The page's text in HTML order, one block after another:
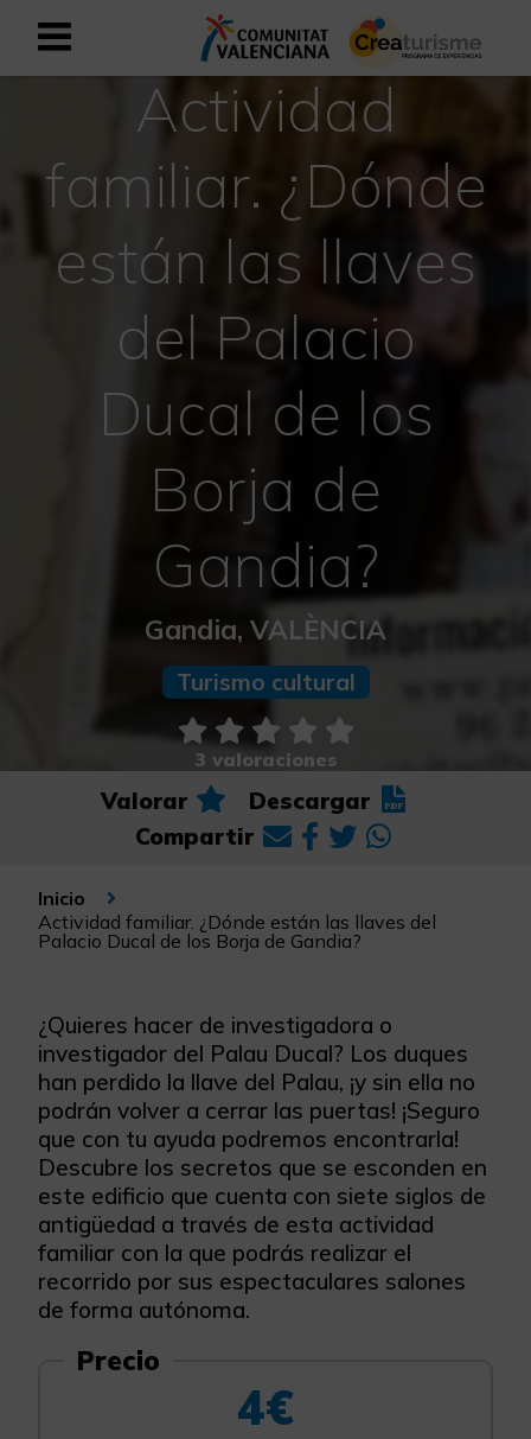
Registrarse como usuario
Registro empresarial
Español
Mediterráneo Activo-Deportivo
Mediterráneo Cultural
Mediterráneo Natural-Rural
Experiencias Semana Santa
Actividad
familiar. ¿Dónde
están las llaves
del Palacio
Ducal de los
Borja de
Gandia?
Gandia, VALÈNCIA
Turismo cultural
3 valoraciones
Valorar
Descargar
Compartir
Inicio
Actividad familiar. ¿Dónde están las llaves del
Palacio Ducal de los Borja de Gandia?
¿Quieres hacer de investigadora o
investigador del Palau Ducal? Los duques
han perdido la llave del Palau, ¡y sin ella no
podrán volver a cerrar las puertas! ¡Seguro
que con tu ayuda podremos encontrarla!
Descubre los secretos que se esconden en
este edificio que cuenta con siete siglos de
antigüedad a través de esta actividad
familiar con la que podrás realizar el
recorrido por sus espectaculares salones
de forma autónoma.
Precio
4€